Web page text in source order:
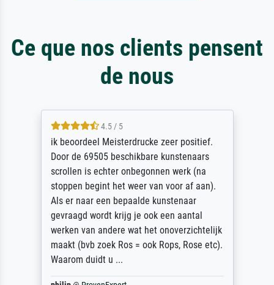
Ce que nos clients pensent
de nous
4.5 / 5
ik beoordeel Meisterdrucke zeer positief.
Door de 69505 beschikbare kunstenaars
scrollen is echter onbegonnen werk (na
stoppen begint het weer van voor af aan).
Als er naar een bepaalde kunstenaar
gevraagd wordt krijg je ook een aantal
werken van andere wat het onoverzichtelijk
maakt (bvb zoek Ros = ook Rops, Rose etc).
Waarom duidt u ...